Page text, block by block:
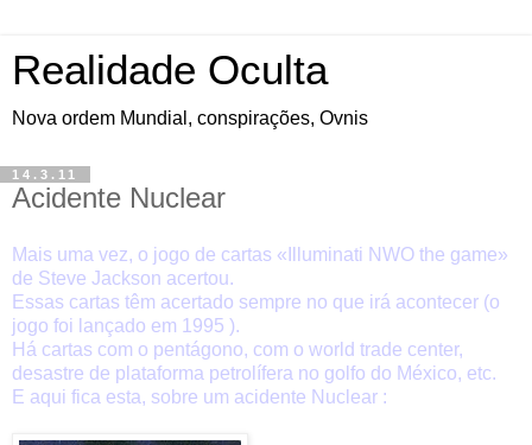
Realidade Oculta
Nova ordem Mundial, conspirações, Ovnis
14.3.11
Acidente Nuclear
Mais uma vez, o jogo de cartas « Illuminati NWO the game»
de Steve Jackson acertou.
Essas cartas têm acertado sempre no que irá acontecer (o
jogo foi lançado em 1995 ).
Há cartas com o pentágono, com o world trade center,
desastre de plataforma petrolífera no golfo do México, etc.
E aqui fica esta, sobre um acidente Nuclear :